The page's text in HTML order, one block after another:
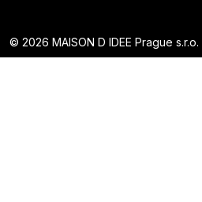
© 2026 MAISON D IDEE Prague s.r.o.